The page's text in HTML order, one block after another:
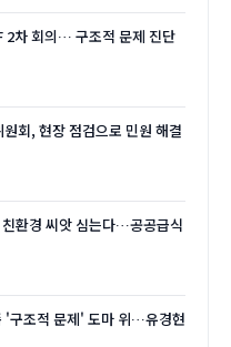
2차 회의… 구조적 문제 진단
회, 현장 점검으로 민원 해결
환경 씨앗 심는다…공공급식
'구조적 문제' 도마 위…유경현